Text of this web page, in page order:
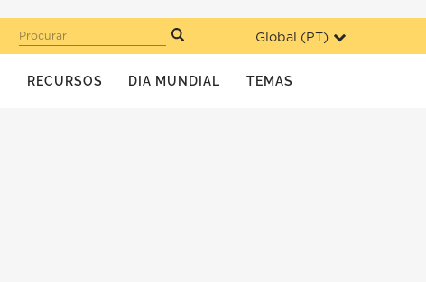
Global (PT)
Procurar
RECURSOS DIA MUNDIAL TEMAS